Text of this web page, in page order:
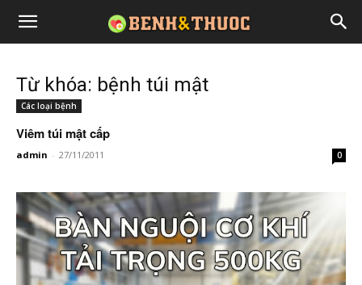
Từ khóa: bệnh túi mật
Các loại bệnh
Viêm túi mật cấp
admin - 27/11/2011 0